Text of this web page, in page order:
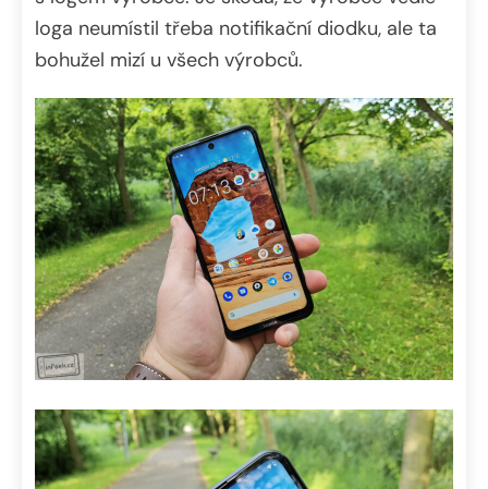
loga neumístil třeba notifikační diodku, ale ta
bohužel mizí u všech výrobců.